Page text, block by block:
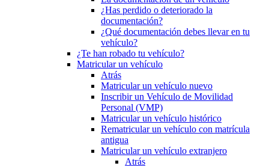
¿Has perdido o deteriorado la
documentación?
¿Qué documentación debes llevar en tu
vehículo?
¿Te han robado tu vehículo?
Matricular un vehículo
Atrás
Matricular un vehículo nuevo
Inscribir un Vehículo de Movilidad
Personal (VMP)
Matricular un vehículo histórico
Rematricular un vehículo con matrícula
antigua
Matricular un vehículo extranjero
Atrás